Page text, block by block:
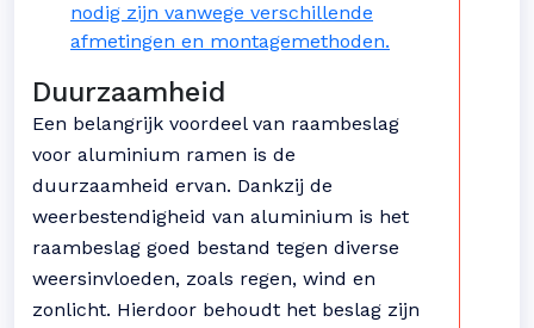
nodig zijn vanwege verschillende
afmetingen en montagemethoden.
Duurzaamheid
Een belangrijk voordeel van raambeslag
voor aluminium ramen is de
duurzaamheid ervan. Dankzij de
weerbestendigheid van aluminium is het
raambeslag goed bestand tegen diverse
weersinvloeden, zoals regen, wind en
zonlicht. Hierdoor behoudt het beslag zijn